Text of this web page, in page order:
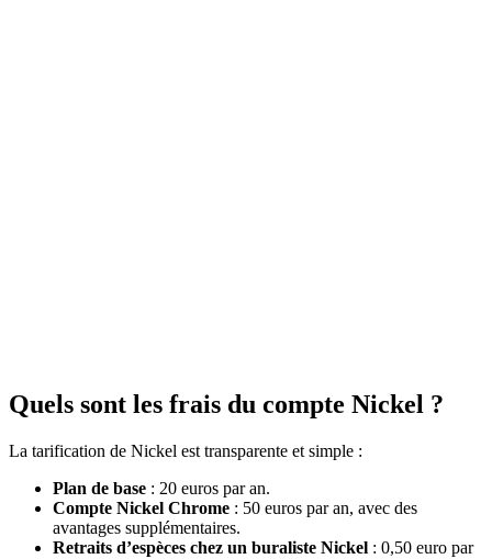
Quels sont les frais du compte Nickel ?
La tarification de Nickel est transparente et simple :
Plan de base : 20 euros par an.
Compte Nickel Chrome : 50 euros par an, avec des
avantages supplémentaires.
Retraits d’espèces chez un buraliste Nickel : 0,50 euro par